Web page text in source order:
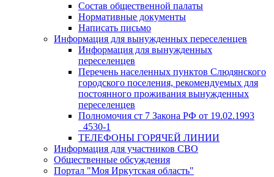
Состав общественной палаты
Нормативные документы
Написать письмо
Информация для вынужденных переселенцев
Информация для вынужденных
переселенцев
Перечень населенных пунктов Слюдянского
городского поселения, рекомендуемых для
постоянного проживания вынужденных
переселенцев
Полномочия ст 7 Закона РФ от 19.02.1993
_4530-1
ТЕЛЕФОНЫ ГОРЯЧЕЙ ЛИНИИ
Информация для участников СВО
Общественные обсуждения
Портал "Моя Иркутская область"